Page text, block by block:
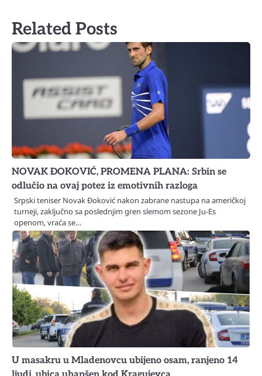
Related Posts
NOVAK ĐOKOVIĆ, PROMENA PLANA: Srbin se
odlučio na ovaj potez iz emotivnih razloga
Srpski teniser Novak Đoković nakon zabrane nastupa na američkoj
turneji, zaključno sa poslednjim gren slemom sezone Ju-Es
openom, vraća se…
U masakru u Mladenovcu ubijeno osam, ranjeno 14